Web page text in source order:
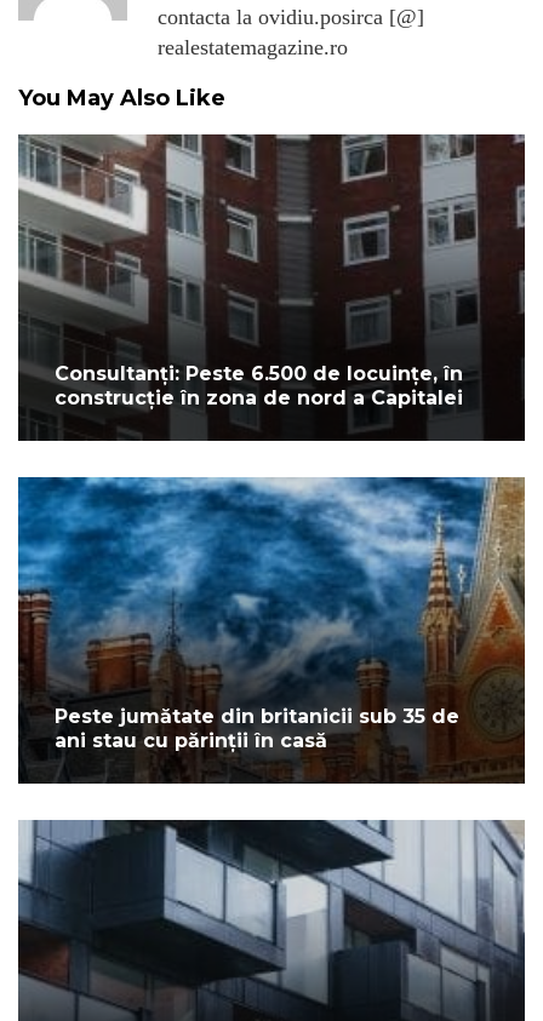
contacta la ovidiu.posirca [@]
realestatemagazine.ro
You May Also Like
Consultanți: Peste 6.500 de locuințe, în
construcție în zona de nord a Capitalei
Peste jumătate din britanicii sub 35 de
ani stau cu părinții în casă